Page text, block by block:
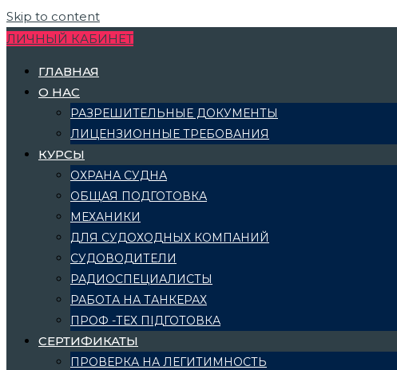
Skip to content
ЛИЧНЫЙ КАБИНЕТ
ГЛАВНАЯ
О НАС
РАЗРЕШИТЕЛЬНЫЕ ДОКУМЕНТЫ
ЛИЦЕНЗИОННЫЕ ТРЕБОВАНИЯ
КУРСЫ
ОХРАНА СУДНА
ОБЩАЯ ПОДГОТОВКА
МЕХАНИКИ
ДЛЯ СУДОХОДНЫХ КОМПАНИЙ
СУДОВОДИТЕЛИ
РАДИОСПЕЦИАЛИСТЫ
РАБОТА НА ТАНКЕРАХ
ПРОФ -ТЕХ ПІДГОТОВКА
СЕРТИФИКАТЫ
ПРОВЕРКА НА ЛЕГИТИМНОСТЬ